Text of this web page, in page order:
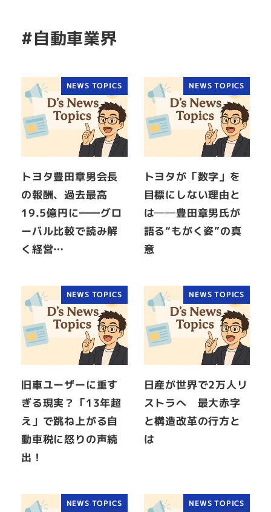
#自動車業界
NEWS TOPICS
トヨタ豊田章男会長
の報酬、過去最高
19.5億円に――グロ
ーバル比較で読み解
く経営…
NEWS TOPICS
トヨタが「数字」を
目標にしない理由と
は──豊田章男氏が
語る“もがく姿”の真
意
NEWS TOPICS
旧車ユーザーに重す
ぎる現実？「13年超
え」で跳ね上がる自
動車税に怒りの声続
出！
NEWS TOPICS
日産が世界で2万人リ
ストラへ 最大赤字
と構造改革の行方と
は
NEWS TOPICS NEWS TOPICS